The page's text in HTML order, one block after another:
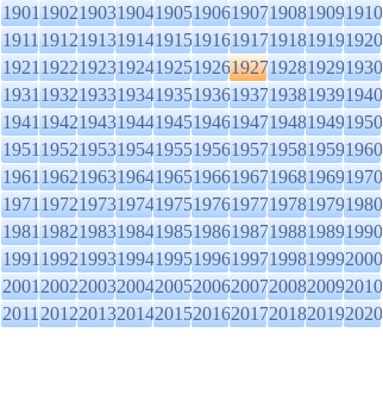
1901190219031904190519061907190819091910
1911191219131914191519161917191819191920
1921192219231924192519261927192819291930
1931193219331934193519361937193819391940
1941194219431944194519461947194819491950
1951195219531954195519561957195819591960
1961196219631964196519661967196819691970
1971197219731974197519761977197819791980
1981198219831984198519861987198819891990
1991199219931994199519961997199819992000
2001200220032004200520062007200820092010
2011201220132014201520162017201820192020